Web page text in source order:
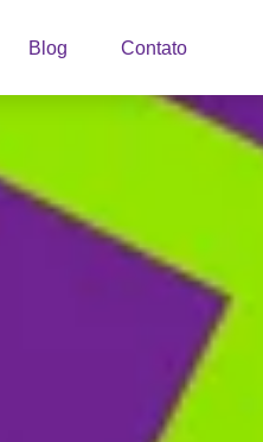
Blog Contato